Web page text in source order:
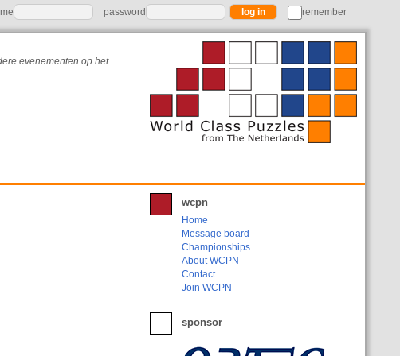
password remember
evenementen op het
wcpn
Home
Message board
Championships
About WCPN
Contact
Join WCPN
sponsor